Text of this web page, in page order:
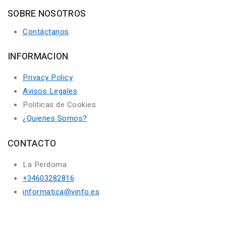
SOBRE NOSOTROS
Contáctanos
INFORMACION
Privacy Policy
Avisos Legales
Politicas de Cookies
¿Quienes Somos?
CONTACTO
La Perdoma
+34603282816
informatica@vinfo.es